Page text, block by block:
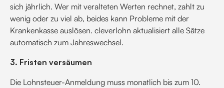
sich jährlich. Wer mit veralteten Werten rechnet, zahlt zu
wenig oder zu viel ab, beides kann Probleme mit der
Krankenkasse auslösen. cleverlohn aktualisiert alle Sätze
automatisch zum Jahreswechsel.
3. Fristen versäumen
Die Lohnsteuer-Anmeldung muss monatlich bis zum 10.